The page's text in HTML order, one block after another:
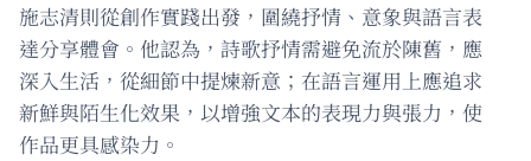
施志清則從創作實踐出發，圍繞抒情、意象與語言表
達分享體會。他認為，詩歌抒情需避免流於陳舊，應
深入生活，從細節中提煉新意；在語言運用上應追求
新鮮與陌生化效果，以增強文本的表現力與張力，使
作品更具感染力。